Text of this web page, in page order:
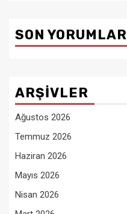
SON YORUMLAR
ARŞIVLER
Ağustos 2026
Temmuz 2026
Haziran 2026
Mayıs 2026
Nisan 2026